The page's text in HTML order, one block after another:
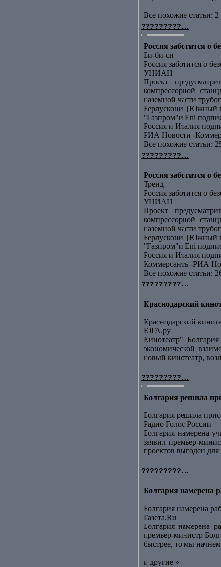
Все похожие статьи: 2
?????????....
Россия заботится о
Би-би-си
Россия заботится о
УНИАН
Проект
компрессорной
наземной части
Берлускони: [Южный
"Газпром"и Еni
Россия и Италия
РИА Новости -
Все похожие статьи:
?????????....
Россия заботится о
Тренд
Россия заботится о
УНИАН
Проект
компрессорной
наземной части
Берлускони: [Южный
"Газпром"и Еni
Россия и Италия
Коммерсантъ -РИА
Все похожие статьи:
?????????....
Краснодарский
Краснодарский
ЮГА.ру
Кинотеатр"
экономической
новый кинотеатр,
?????????....
Болгария решила
Болгария решила
Радио Голос России
Болгария намерена
заявил премьер-
проектов выгоден
?????????....
Болгария намерена
Болгария намерена
Газета.Ru
Болгария намерена
премьер-министр
быстрее, то мы
и другие »